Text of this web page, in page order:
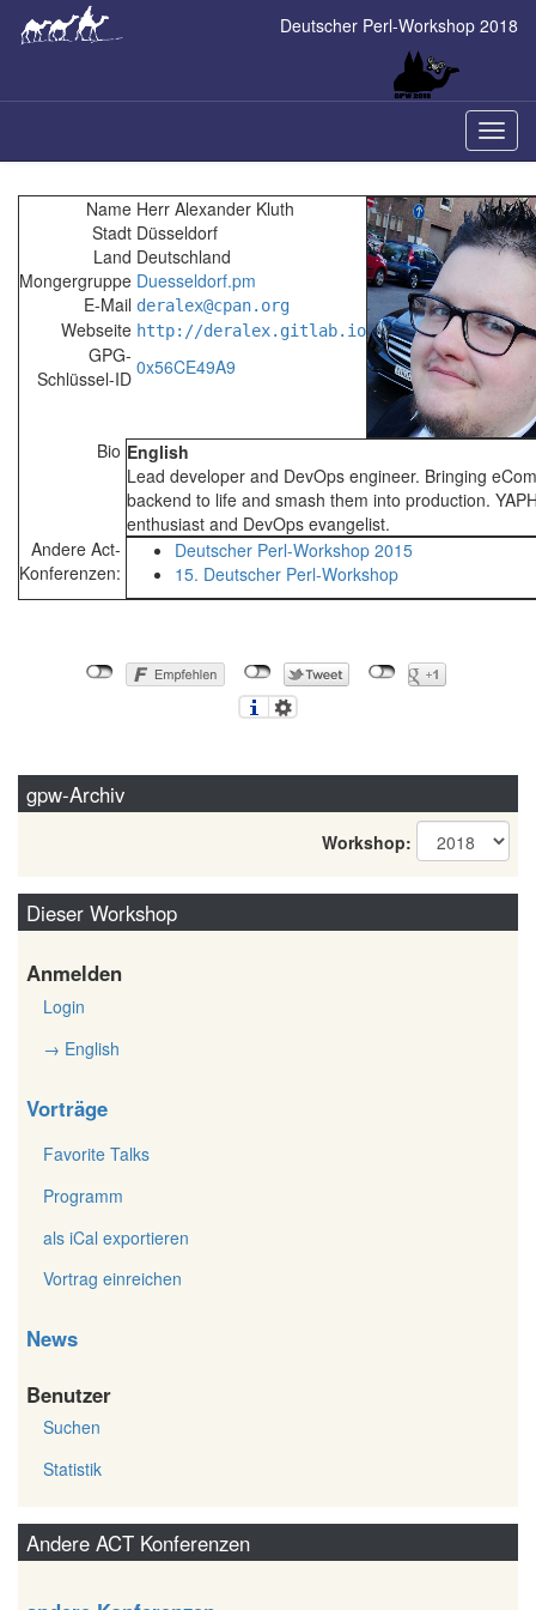
Deutscher Perl-Workshop 2018
ein-/
Name Herr Alexander Kluth
Stadt Düsseldorf
Land Deutschland
Mongergruppe Duesseldorf.pm
E-Mail deralex@cpan.org
Webseite http://deralex.gitlab.io
GPG-
Schlüssel-ID 0x56CE49A9
Bio English
Lead developer and DevOps engineer. Bringing
backend to life and smash them into production.
enthusiast and DevOps evangelist.
Andere Act-
Konferenzen:
Deutscher Perl-Workshop 2015
15. Deutscher Perl-Workshop
gpw-Archiv
Workshop:
Dieser Workshop
Anmelden
Login
→ English
Vorträge
Favorite Talks
Programm
als iCal exportieren
Vortrag einreichen
News
Benutzer
Suchen
Statistik
Andere ACT Konferenzen